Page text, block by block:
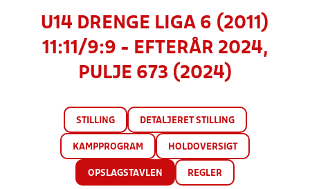
U14 DRENGE LIGA 6 (2011)
11:11/9:9 - EFTERÅR 2024,
PULJE 673 (2024)
STILLING DETALJERET STILLING
KAMPPROGRAM HOLDOVERSIGT
OPSLAGSTAVLEN REGLER